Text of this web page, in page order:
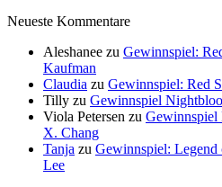
Neueste Kommentare
Aleshanee zu Gewinnspiel:
Kaufman
Claudia zu Gewinnspiel: Red
Tilly zu Gewinnspiel
Viola Petersen zu
X. Chang
Tanja zu Gewinnspiel: Legend
Lee